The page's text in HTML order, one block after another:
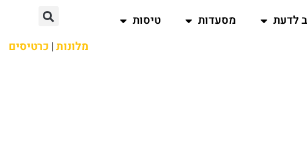
לדעת מסעדות
טיסות
מלונות| כרטיסים